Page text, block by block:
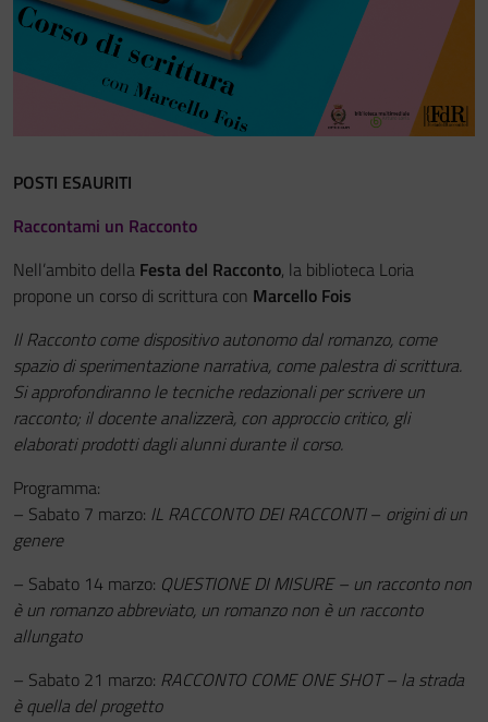
Festa del Racconto
IL CASTELLO DEI RAGAZZI
POSTI ESAURITI
Raccontami un Racconto
Nell’ambito della Festa del Racconto, la biblioteca Loria
propone un corso di scrittura con Marcello Fois
Il Racconto come dispositivo autonomo dal romanzo, come
spazio di sperimentazione narrativa, come palestra di scrittura.
Si approfondiranno le tecniche redazionali per scrivere un
racconto; il docente analizzerà, con approccio critico, gli
elaborati prodotti dagli alunni durante il corso.
Programma:
– Sabato 7 marzo: IL RACCONTO DEI RACCONTI– origini di un
genere
– Sabato 14 marzo: QUESTIONE DI MISURE – un racconto non
è un romanzo abbreviato, un romanzo non è un racconto
allungato
– Sabato 21 marzo: RACCONTO COME ONE SHOT – la strada
è quella del progetto